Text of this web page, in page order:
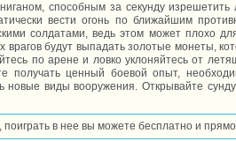
способным за секунду изрешетить
вести огонь по ближайшим
солдатами, ведь этом может плохо
врагов будут выпадать золотые монеты,
по арене и ловко уклоняйтесь от
получать ценный боевой опыт,
новые виды вооружения. Открывайте
, поиграть в нее вы можете бесплатно и